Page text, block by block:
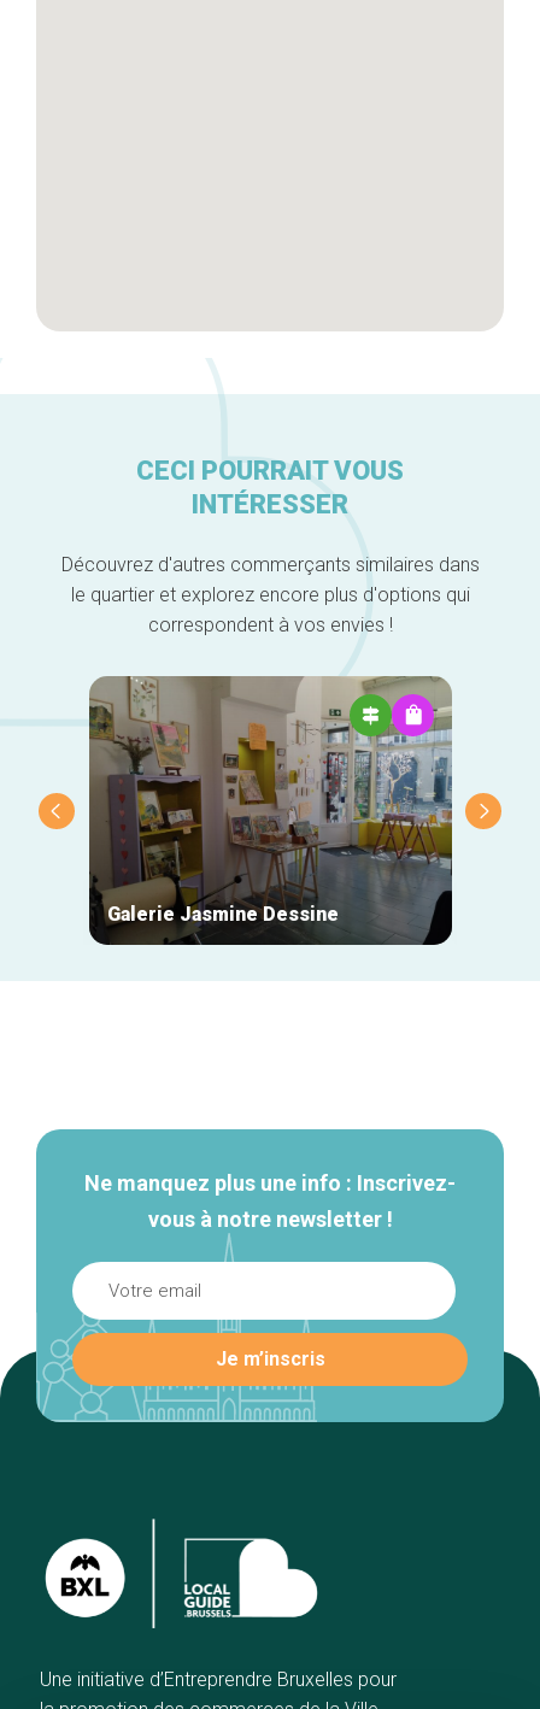
CECI POURRAIT VOUS
INTÉRESSER
Découvrez d'autres commerçants similaires dans
le quartier et explorez encore plus d'options qui
correspondent à vos envies !
Galerie Jasmine Dessine
Ne manquez plus une info : Inscrivez-
vous à notre newsletter !
Une initiative d’Entreprendre Bruxelles pour